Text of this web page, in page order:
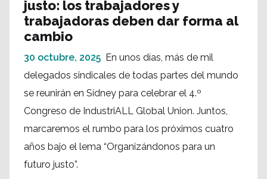
justo: los trabajadores y
trabajadoras deben dar forma al
cambio
30 octubre, 2025 En unos días, más de mil
delegados sindicales de todas partes del mundo
se reunirán en Sídney para celebrar el 4.º
Congreso de IndustriALL Global Union. Juntos,
marcaremos el rumbo para los próximos cuatro
años bajo el lema “Organizándonos para un
futuro justo”.